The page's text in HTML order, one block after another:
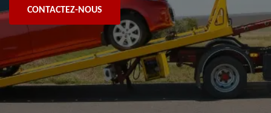
CONTACTEZ-NOUS